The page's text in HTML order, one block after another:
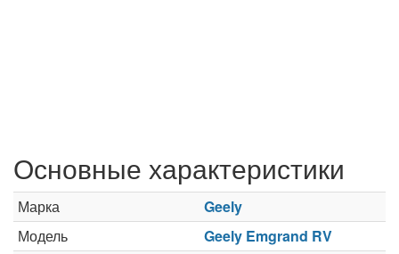
Основные характеристики
Марка
Geely
Модель
Geely Emgrand RV